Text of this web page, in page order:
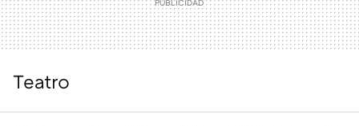
Teatro